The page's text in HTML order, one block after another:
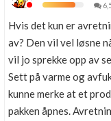
Hvis det kun er
av? Den vil vel løsne
vil jo sprekke opp av
Sett på varme og
kunne merke at et
pakken åpnes.